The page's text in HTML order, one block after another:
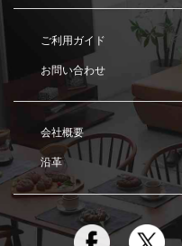
ご利用ガイド
お問い合わせ
会社概要
沿革